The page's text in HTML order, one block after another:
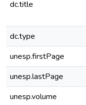
dc.title
dc.type
unesp.firstPage
unesp.lastPage
unesp.volume